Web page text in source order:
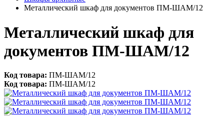
Металлический шкаф для документов ПМ-ШАМ/12
Металлический шкаф для
документов ПМ-ШАМ/12
Код товара: ПМ-ШАМ/12
Код товара: ПМ-ШАМ/12